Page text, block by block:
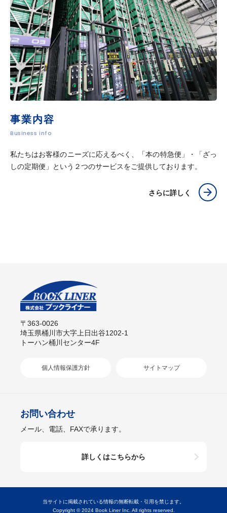
事業内容
Business info
私たちはお客様のニーズに応えるべく、「本の特急便」・「ざっ
しの定期便」という２つのサービスをご提供しております。
さらに詳しく
〒363-0026
埼玉県桶川市大字上日出谷1202-1
トーハン桶川センター4F
個人情報保護方針 サイトマップ
お問い合わせ
メール、電話、FAXで承ります。
詳しくはこちらから
当サイトに掲載されている情報の無断転載・引用を禁じます。
Copyright © 2024 Book Liner Inc. All rights reserved.